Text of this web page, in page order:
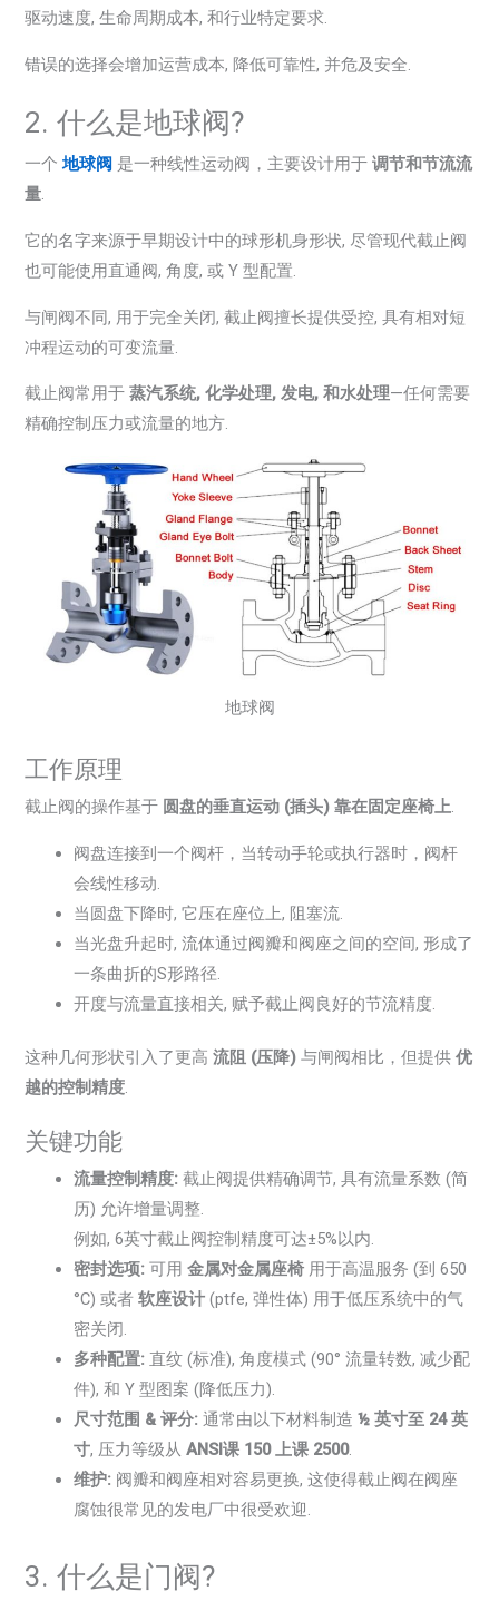
驱动速度, 生命周期成本, 和行业特定要求.
错误的选择会增加运营成本, 降低可靠性, 并危及安全.
2. 什么是地球阀?
一个地球阀 是一种线性运动阀，主要设计用于调节和节流流
量.
它的名字来源于早期设计中的球形机身形状, 尽管现代截止阀
也可能使用直通阀, 角度, 或 Y 型配置.
与闸阀不同, 用于完全关闭, 截止阀擅长提供受控, 具有相对短
冲程运动的可变流量.
截止阀常用于蒸汽系统, 化学处理, 发电, 和水处理—任何需要
精确控制压力或流量的地方.
地球阀
工作原理
截止阀的操作基于 圆盘的垂直运动 (插头) 靠在固定座椅上.
阀盘连接到一个阀杆，当转动手轮或执行器时，阀杆
会线性移动.
当圆盘下降时, 它压在座位上, 阻塞流.
当光盘升起时, 流体通过阀瓣和阀座之间的空间, 形成了
一条曲折的S形路径.
开度与流量直接相关, 赋予截止阀良好的节流精度.
这种几何形状引入了更高流阻 (压降) 与闸阀相比，但提供优
越的控制精度.
关键功能
流量控制精度: 截止阀提供精确调节, 具有流量系数 (简
历) 允许增量调整.
例如, 6英寸截止阀控制精度可达±5%以内.
密封选项: 可用金属对金属座椅 用于高温服务 (到 650
°C) 或者软座设计 (ptfe, 弹性体) 用于低压系统中的气
密关闭.
多种配置: 直纹 (标准), 角度模式 (90° 流量转数, 减少配
件), 和 Y 型图案 (降低压力).
尺寸范围 & 评分: 通常由以下材料制造½ 英寸至 24 英
寸, 压力等级从ANSI课 150 上课 2500.
维护: 阀瓣和阀座相对容易更换, 这使得截止阀在阀座
腐蚀很常见的发电厂中很受欢迎.
3. 什么是门阀?